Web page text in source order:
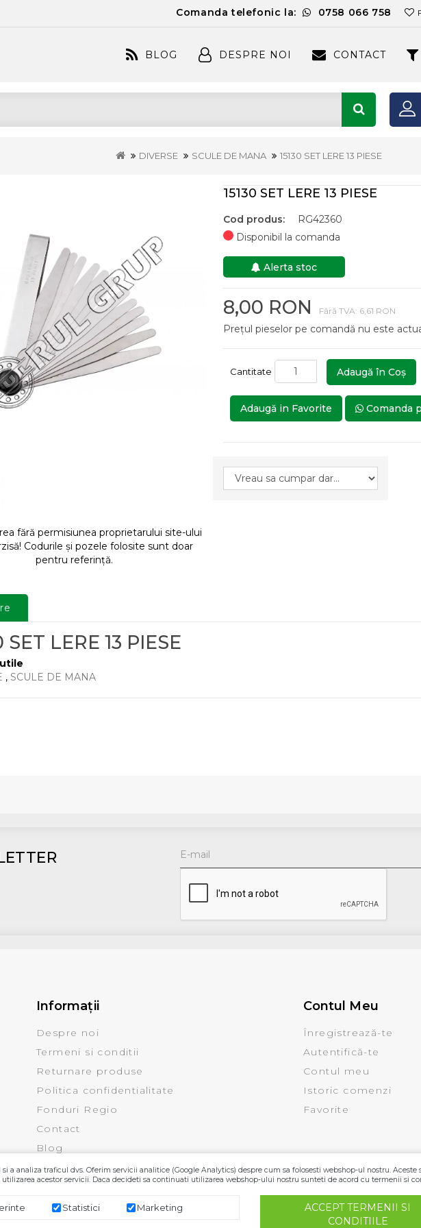
Comanda telefonic la: 0758 066 758
BLOG DESPRE NOI CONTACT
DIVERSE SCULE DE MANA 15130 SET LERE 13 PIESE
fără permisiunea proprietarului site-ului
Codurile și pozele folosite sunt doar
pentru referință.
15130 SET LERE 13 PIESE
Cod produs:
RG42360
Disponibil la comanda
Alerta stoc
8,00 RON Fără TVA: 6,61 RON
Prețul pieselor pe comandă nu este
Cantitate Adaugă în Coş
Adaugă in Favorite Comanda
SET LERE 13 PIESE
, SCULE DE MANA
Informaţii
Despre noi
Termeni si conditii
Returnare produse
Politica confidentialitate
Fonduri Regio
Contact
Blog
Contul Meu
Înregistrează-te
Autentifică-te
Contul meu
Istoric comenzi
Favorite
a analiza traficul dvs. Oferim servicii analitice (Google Analytics) despre cum sa folosesti webshop-ul nostru. Aceste
acestor servicii. Daca decideti sa continuati utilizarea webshop-ului nostru sunteti de acord cu termenii si
Statistici Marketing
ACCEPT TERMENII SI
CONDITIILE